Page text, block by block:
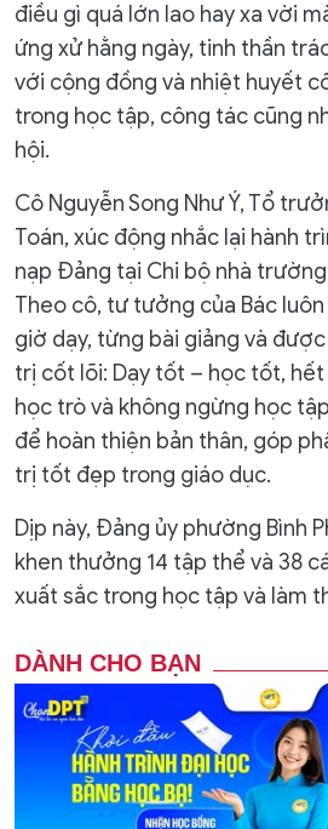
điều gì quá lớn lao hay xa vời
ứng xử hằng ngày, tinh thần
với cộng đồng và nhiệt huyết
trong học tập, công tác cũng
hội.
Cô Nguyễn Song Như Ý, Tổ
Toán, xúc động nhắc lại hành
nạp Đảng tại Chi bộ nhà trường
Theo cô, tư tưởng của Bác
giờ dạy, từng bài giảng và
trị cốt lõi: Dạy tốt – học tốt,
học trò và không ngừng học
để hoàn thiện bản thân, góp
trị tốt đẹp trong giáo dục.
Dịp này, Đảng ủy phường Bình
khen thưởng 14 tập thể và 38
xuất sắc trong học tập và làm